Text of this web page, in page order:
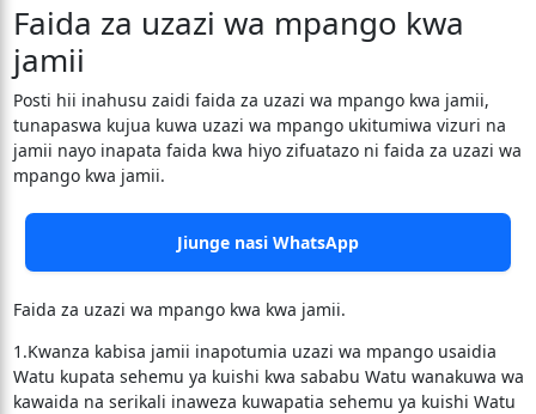
Faida za uzazi wa mpango kwa
jamii
Posti hii inahusu zaidi faida za uzazi wa mpango kwa jamii,
tunapaswa kujua kuwa uzazi wa mpango ukitumiwa vizuri na
jamii nayo inapata faida kwa hiyo zifuatazo ni faida za uzazi wa
mpango kwa jamii.
Jiunge nasi WhatsApp
Faida za uzazi wa mpango kwa kwa jamii.
1.Kwanza kabisa jamii inapotumia uzazi wa mpango usaidia
Watu kupata sehemu ya kuishi kwa sababu Watu wanakuwa wa
kawaida na serikali inaweza kuwapatia sehemu ya kuishi Watu